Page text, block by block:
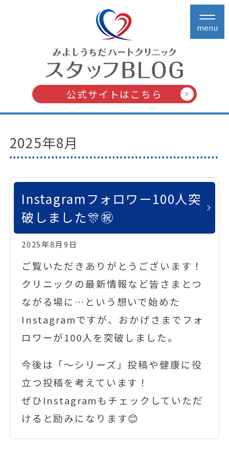
公式サイトはこちら
2025年8月
Instagramフォロワー100人突
破しました🎊㊗️
2025年8月9日
ご覧いただきありがとうございます！
クリニックの最新情報など皆さまとつ
ながる場に…という想いで始めた
Instagramですが、おかげさまでフォ
ロワーが100人を突破しました。
今後は「〜シリーズ」投稿や健康に役
立つ投稿を考えています！
ぜひInstagramもチェックしていただ
けると励みになります😊
menu